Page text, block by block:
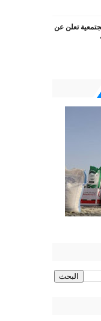
تعلن عن